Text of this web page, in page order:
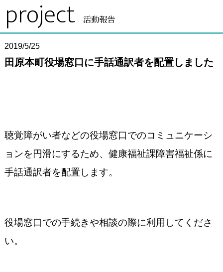
project 活動報告
2019/5/25
田原本町役場窓口に手話通訳者を配置しました
聴覚障がい者などの役場窓口でのコミュニケーシ
ョンを円滑にするため、健康福祉課障害福祉係に
手話通訳者を配置します。
役場窓口での手続きや相談の際に利用してくださ
い。